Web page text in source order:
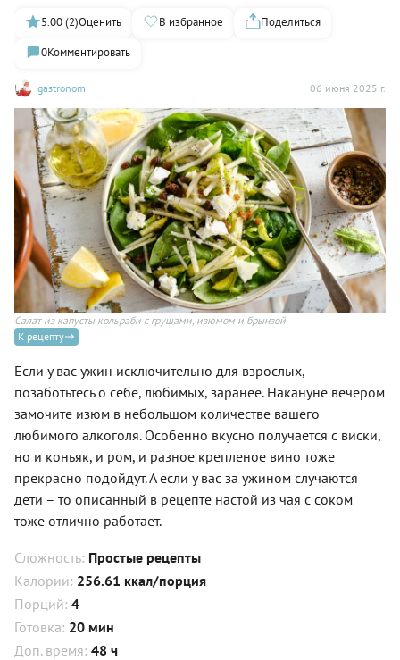
gastronom 06 июня 2025 г.
5.00 (2)Оценить В избранное
Поделиться
0Комментировать
Салат из капусты кольраби с грушами, изюмом и брынзой
К рецепту
Если у вас ужин исключительно для взрослых,
позаботьтесь о себе, любимых, заранее. Накануне вечером
замочите изюм в небольшом количестве вашего
любимого алкоголя. Особенно вкусно получается с виски,
но и коньяк, и ром, и разное крепленое вино тоже
прекрасно подойдут. А если у вас за ужином случаются
дети – то описанный в рецепте настой из чая с соком
тоже отлично работает.
Сложность: Простые рецепты
Калории: 256.61 ккал/порция
Порций: 4
Готовка: 20 мин
Доп. время: 48 ч